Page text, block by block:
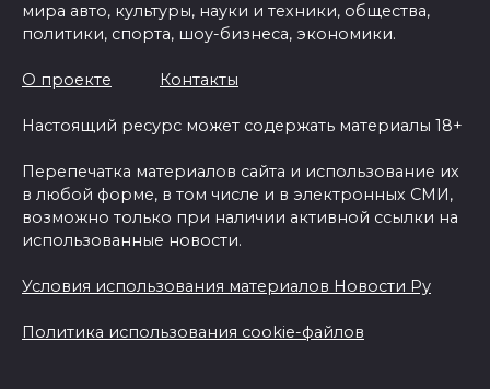
мира авто, культуры, науки и техники, общества,
политики, спорта, шоу-бизнеса, экономики.
О проекте Контакты
Настоящий ресурс может содержать материалы 18+
Перепечатка материалов сайта и использование их
в любой форме, в том числе и в электронных СМИ,
возможно только при наличии активной ссылки на
использованные новости.
Условия использования материалов Новости Ру
Политика использования cookie-файлов